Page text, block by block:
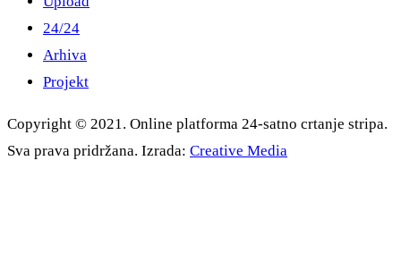
24/24
Arhiva
Projekt
Copyright © 2021. Online platforma 24-satno crtanje stripa.
Sva prava pridržana. Izrada: Creative Media